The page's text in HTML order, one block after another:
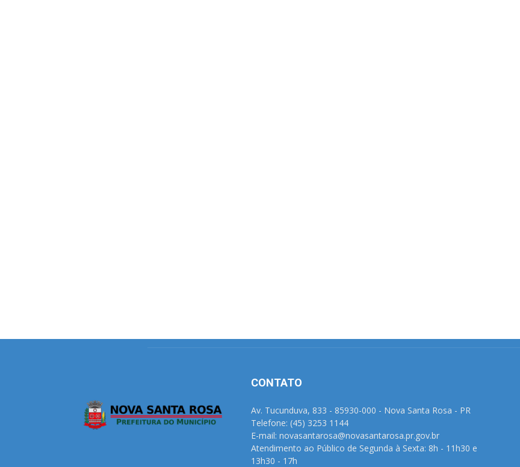
CONTATO
Av. Tucunduva, 833 - 85930-000 - Nova Santa Rosa - PR
Telefone: (45) 3253 1144
E-mail: novasantarosa@novasantarosa.pr.gov.br
Atendimento ao Público de Segunda à Sexta: 8h - 11h30 e
13h30 - 17h